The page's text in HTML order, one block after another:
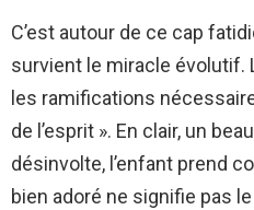
C’est autour de ce cap
survient le miracle évolutif.
les ramifications
de l’esprit ». En clair, un
désinvolte, l’enfant prend
bien adoré ne signifie pas